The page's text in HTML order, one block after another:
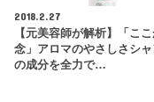
2018.2.27
【元美容師が解析】「こ
念」アロマのやさしさシ
の成分を全力で…